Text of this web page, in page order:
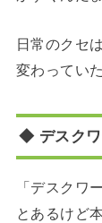
日常のクセ
変わってい
◆ デスクワ
「デスクワ
とあるけど